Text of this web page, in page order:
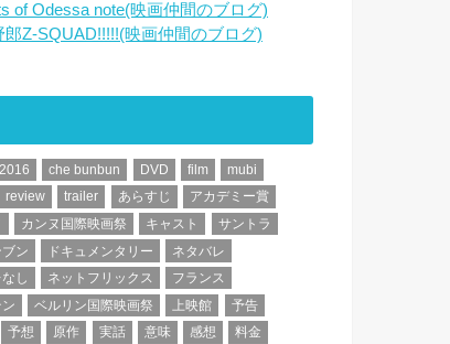
of Odessa note(映画仲間のブログ)
郎Z-SQUAD!!!!!(映画仲間のブログ)
2016 che bunbun DVD film
mubi
review trailer あらすじ
アカデミー賞
カンヌ国際映画祭 キャスト
サントラ
ン
ドキュメンタリー
ネタバレ
し
ネットフリックス
フランス
ベルリン国際映画祭 上映館
予告
予想 原作 実話 意味 感想
料金